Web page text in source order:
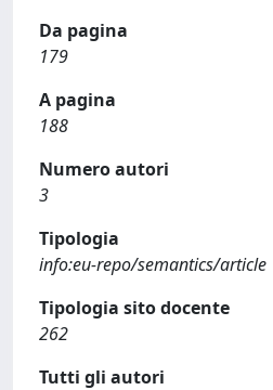
Da pagina
179
A pagina
188
Numero autori
3
Tipologia
info:eu-repo/semantics/article
Tipologia sito docente
262
Tutti gli autori